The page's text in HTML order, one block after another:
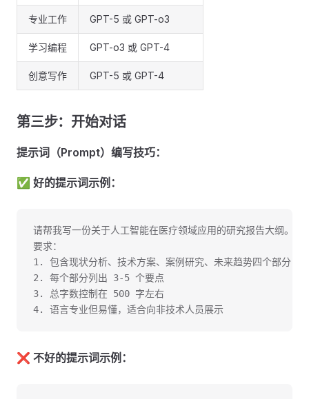
专业工作 GPT-5 或 GPT-o3
学习编程 GPT-o3 或 GPT-4
创意写作 GPT-5 或 GPT-4
第三步：开始对话
提示词（Prompt）编写技巧：
✅ 好的提示词示例：
请帮我写一份关于人工智能在医疗领域应用的研究报告大纲。
要求：
1. 包含现状分析、技术方案、案例研究、未来趋势四个部分
2. 每个部分列出 3-5 个要点
3. 总字数控制在 500 字左右
4. 语言专业但易懂，适合向非技术人员展示
❌ 不好的提示词示例：